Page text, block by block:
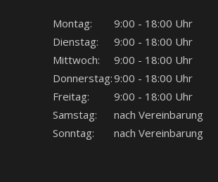
Montag:
9:00 - 18:00 Uhr
Dienstag:
9:00 - 18:00 Uhr
Mittwoch:
9:00 - 18:00 Uhr
Donnerstag:9:00 - 18:00 Uhr
Freitag:
9:00 - 18:00 Uhr
Samstag:
nach Vereinbarung
Sonntag:
nach Vereinbarung